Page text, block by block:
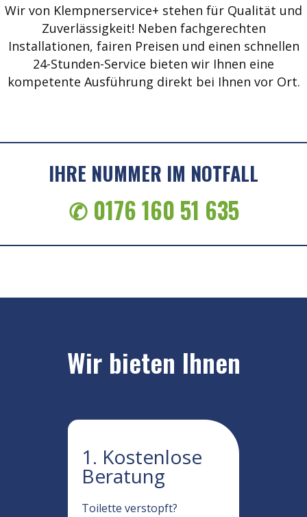
Wir von Klempnerservice+ stehen für Qualität und
Zuverlässigkeit! Neben fachgerechten
Installationen, fairen Preisen und einen schnellen
24-Stunden-Service bieten wir Ihnen eine
kompetente Ausführung direkt bei Ihnen vor Ort.
IHRE NUMMER IM NOTFALL
✆ 0176 160 51 635
Wir bieten Ihnen
1. Kostenlose
Beratung
Toilette verstopft?